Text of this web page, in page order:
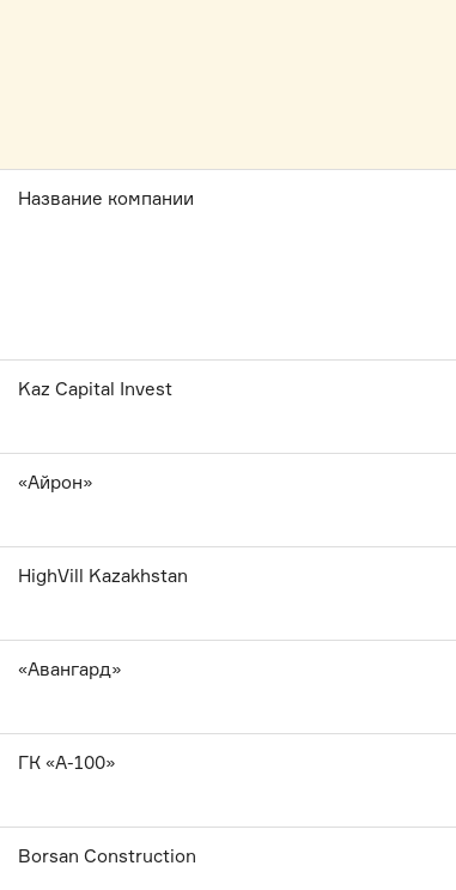
Название компании
Kaz Capital Invest
«Айрон»
HighVill Kazakhstan
«Авангард»
ГК «А-100»
Borsan Construction